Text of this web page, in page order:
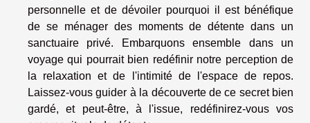
personnelle et de dévoiler pourquoi il est bénéfique
de se ménager des moments de détente dans un
sanctuaire privé. Embarquons ensemble dans un
voyage qui pourrait bien redéfinir notre perception de
la relaxation et de l'intimité de l'espace de repos.
Laissez-vous guider à la découverte de ce secret bien
gardé, et peut-être, à l'issue, redéfinirez-vous vos